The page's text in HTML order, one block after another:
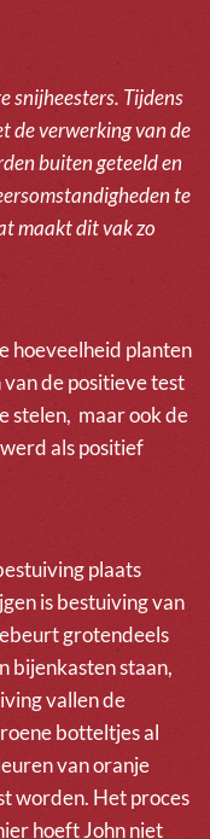
snijheesters. Tijdens
de verwerking van de
buiten geteeld en
te
maakt dit vak zo
hoeveelheid planten
van de positieve test
stelen, maar ook de
als positief
plaats
is bestuiving van
grotendeels
bijenkasten staan,
vallen de
botteltjes al
van oranje
worden. Het proces
hoeft John niet